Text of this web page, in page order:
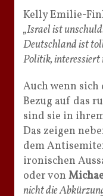
Kelly Emilie-
„Israel ist
Deutschland ist
Politik, interessiert
Auch wenn
Bezug auf das
sind sie in
Das zeigen
dem
ironischen
oder von
nicht die